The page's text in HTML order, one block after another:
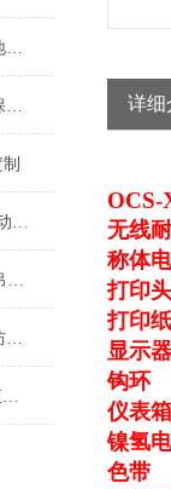
广富林地磅（泖港地磅）车墩地磅（新桥地磅）洞泾地磅维修
人体健康秤的使用说明和维修保养方法
3.4×9米移动式汽车衡，液压移动式电子地磅
信宜AAE电子吊秤（肇东电子吊磅）金平防腐蚀台称）台山带打印地磅维修
石鼓本安型防爆电子称（南岳防爆叉车秤（衡南防爆钢瓶秤）兴国防爆吊秤维修
SCS_起重机耐高温吊秤公司*直显耐高温吊秤公司*无线耐高温吊秤公司*1到100T耐高温吊秤公司.耐高温吊磅【香川衡器总部】
详细
无线
称体
打印头
打印纸
显示器
钩环
仪表箱
镍氢
色带